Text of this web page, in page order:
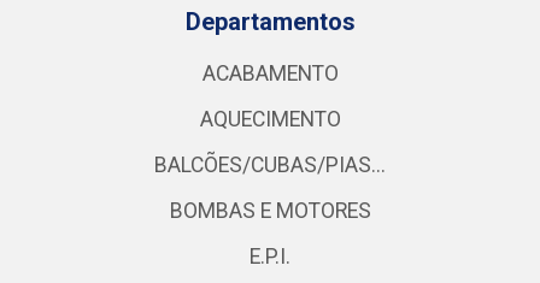
Departamentos
ACABAMENTO
AQUECIMENTO
BALCÕES/CUBAS/PIAS...
BOMBAS E MOTORES
E.P.I.